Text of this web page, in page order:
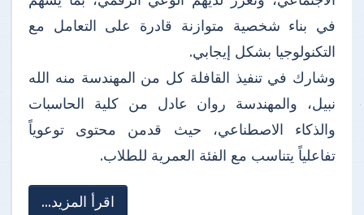
في بناء شخصية متوازنة قادرة على التعامل مع
التكنولوجيا بشكل إيجابي.
وشارك في تنفيذ القافلة كل من المهندسة منه الله
نبيل، والمهندسة روان عادل من كلية الحاسبات
والذكاء الاصطناعي، حيث قدمن محتوى توعوياً
تفاعلياً يتناسب مع الفئة العمرية للطلاب.
اقرأ المزيد...